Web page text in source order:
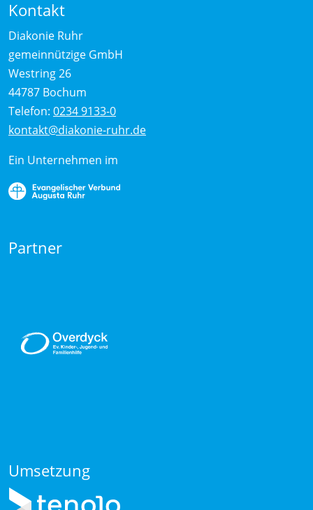
Kontakt
Diakonie Ruhr
gemeinnützige GmbH
Westring 26
44787 Bochum
Telefon: 0234 9133-0
kontakt@diakonie-ruhr.de
Ein Unternehmen im
Partner
Umsetzung